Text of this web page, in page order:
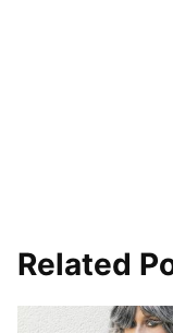
Related